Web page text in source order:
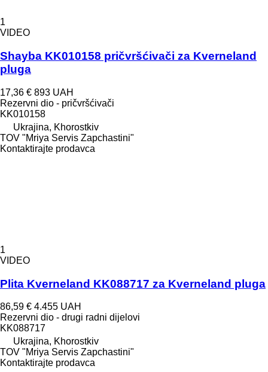
1
VIDEO
Shayba KK010158 pričvršćivači za Kverneland
pluga
17,36 € 893 UAH
Rezervni dio - pričvršćivači
KK010158
Ukrajina, Khorostkiv
TOV "Mriya Servis Zapchastini"
Kontaktirajte prodavca
1
VIDEO
Plita Kverneland KK088717 za Kverneland pluga
86,59 € 4.455 UAH
Rezervni dio - drugi radni dijelovi
KK088717
Ukrajina, Khorostkiv
TOV "Mriya Servis Zapchastini"
Kontaktirajte prodavca